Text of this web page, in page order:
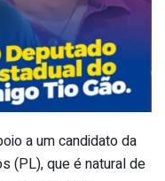
a um candidato da
(PL), que é natural de